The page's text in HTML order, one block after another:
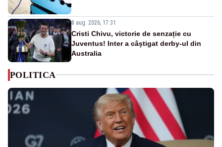
8 aug. 2026, 17:31
Cristi Chivu, victorie de senzație cu
Juventus! Inter a câștigat derby-ul din
Australia
POLITICA